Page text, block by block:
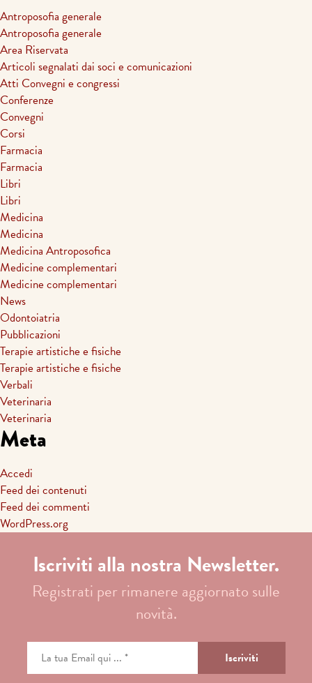
Antroposofia generale
Antroposofia generale
Area Riservata
Articoli segnalati dai soci e comunicazioni
Atti Convegni e congressi
Conferenze
Convegni
Corsi
Farmacia
Farmacia
Libri
Libri
Medicina
Medicina
Medicina Antroposofica
Medicine complementari
Medicine complementari
News
Odontoiatria
Pubblicazioni
Terapie artistiche e fisiche
Terapie artistiche e fisiche
Verbali
Veterinaria
Veterinaria
Meta
Accedi
Feed dei contenuti
Feed dei commenti
WordPress.org
Iscriviti alla nostra Newsletter.
Registrati per rimanere aggiornato sulle
novità.